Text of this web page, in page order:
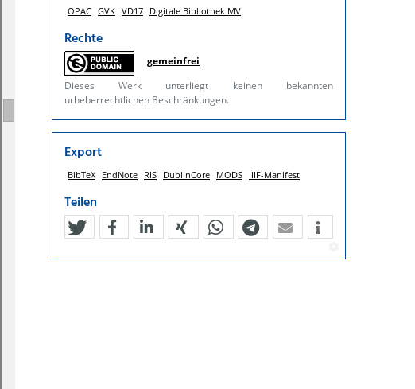
OPAC GVK VD17 Digitale Bibliothek MV
Rechte
gemeinfrei
Dieses Werk unterliegt keinen bekannten
urheberrechtlichen Beschränkungen.
Export
BibTeX EndNote RIS DublinCore MODS IIIF-Manifest
Teilen